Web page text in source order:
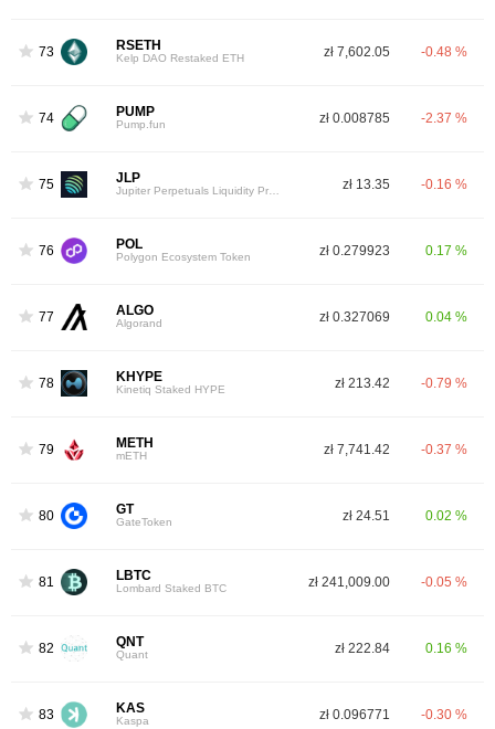
73 RSETH
Kelp DAO Restaked ETH zł 7,602.05 -0.48 %
74 PUMP
Pump.fun zł 0.008785 -2.37 %
75 JLP zł 13.35 -0.16 %
76 POL
Polygon Ecosystem Token zł 0.279923 0.17 %
77 ALGO
Algorand zł 0.327069 0.04 %
78 KHYPE
Kinetiq Staked HYPE zł 213.42 -0.79 %
79 METH
mETH zł 7,741.42 -0.37 %
80 GT
GateToken zł 24.51 0.02 %
81 LBTC
Lombard Staked BTC zł 241,009.00 -0.05 %
82 QNT
Quant zł 222.84 0.16 %
83 KAS
Kaspa zł 0.096771 -0.30 %